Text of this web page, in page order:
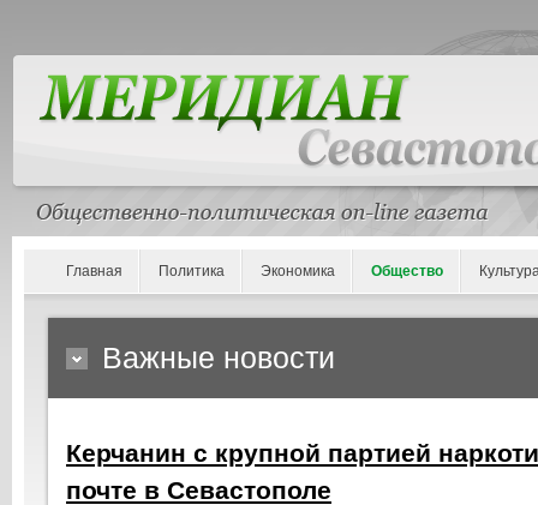
Главная Политика Экономика Общество
Важные новости
Керчанин с крупной партией
почте в Севастополе